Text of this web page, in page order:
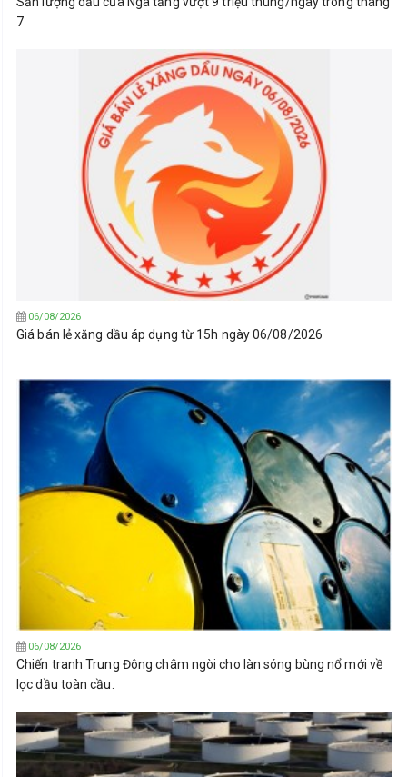
7
06/08/2026
Giá bán lẻ xăng dầu áp dụng từ 15h ngày 06/08/2026
06/08/2026
Chiến tranh Trung Đông châm ngòi cho làn sóng bùng nổ mới về
lọc dầu toàn cầu.